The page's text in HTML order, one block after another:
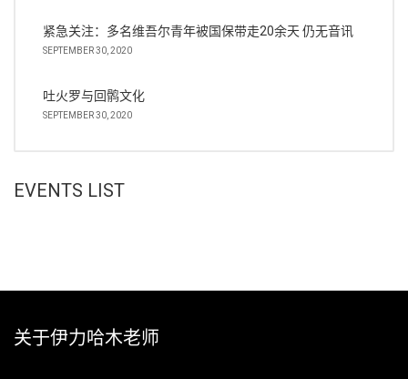
紧急关注：多名维吾尔青年被国保带走20余天 仍无音讯
SEPTEMBER 30, 2020
吐火罗与回鹘文化
SEPTEMBER 30, 2020
EVENTS LIST
关于伊力哈木老师